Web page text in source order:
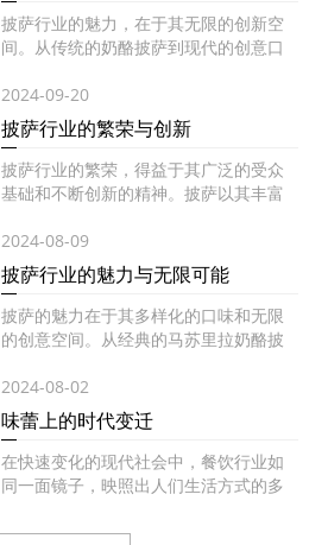
披萨行业的魅力，在于其无限的创新空
间。从传统的奶酪披萨到现代的创意口
2024-09-20
披萨行业的繁荣与创新
披萨行业的繁荣，得益于其广泛的受众
基础和不断创新的精神。披萨以其丰富
2024-08-09
披萨行业的魅力与无限可能
披萨的魅力在于其多样化的口味和无限
的创意空间。从经典的马苏里拉奶酪披
2024-08-02
味蕾上的时代变迁
在快速变化的现代社会中，餐饮行业如
同一面镜子，映照出人们生活方式的多